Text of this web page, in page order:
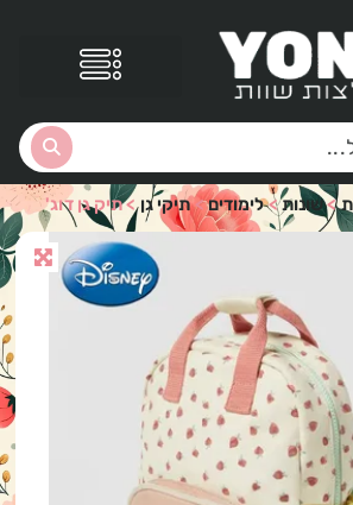
>שונות>לימודים>תיקי גן>תיק גן דוג'